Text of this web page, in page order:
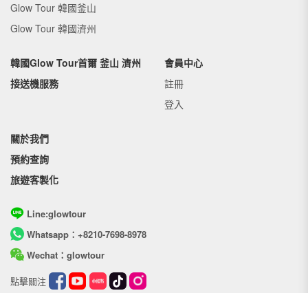
Glow Tour 韓國釜山
Glow Tour 韓國濟州
韓國Glow Tour首爾 釜山 濟州
接送機服務
會員中心
註冊
登入
關於我們
預約查詢
旅遊客製化
Line:glowtour
Whatsapp：+8210-7698-8978
Wechat：glowtour
點擊關注